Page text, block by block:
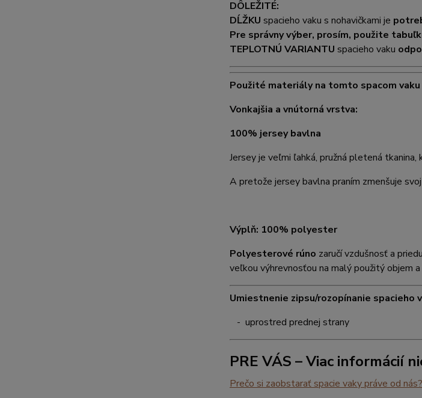
DÔLEŽITÉ:
DĹŽKU spacieho vaku s nohavičkami je
Pre správny výber, prosím, použite
TEPLOTNÚ VARIANTU spacieho vaku
Použité materiály na tomto spacom
Vonkajšia a vnútorná vrstva:
100% jersey bavlna
Jersey je veľmi ľahká, pružná pletená
A pretože jersey bavlna praním zmenšuje
Výplň: 100% polyester
Polyesterové rúno zaručí vzdušnosť a
veľkou výhrevnosťou na malý použitý objem
Umiestnenie zipsu/rozopínanie spacieho
- uprostred prednej strany
PRE VÁS – Viac informácií
Prečo si zaobstarať spacie vaky práve od nás?